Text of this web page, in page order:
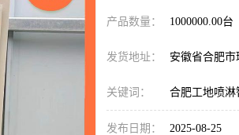
产品数量： 1000000.00台
发货地址： 安徽省合肥市
关键词： 合肥工地喷淋
发布日期： 2025-08-25